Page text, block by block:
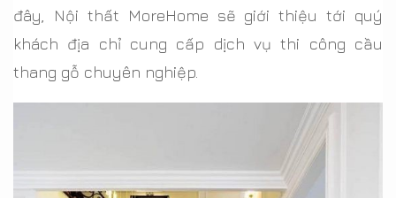
đây, Nội thất MoreHome sẽ giới thiệu tới quý
khách địa chỉ cung cấp dịch vụ thi công cầu
thang gỗ chuyên nghiệp.